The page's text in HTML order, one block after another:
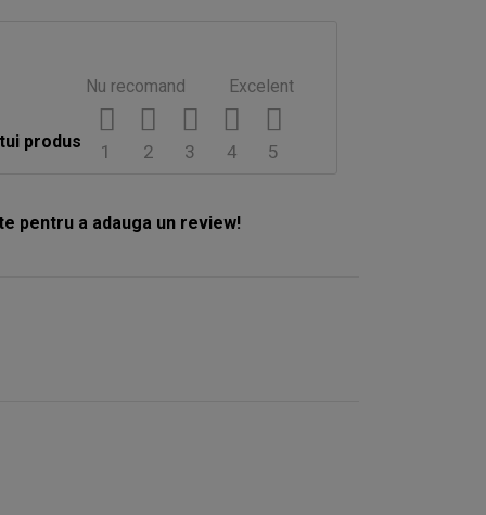
produs
Nu recomand Excelent
5
4
3
2
1
pentru a adauga un review!